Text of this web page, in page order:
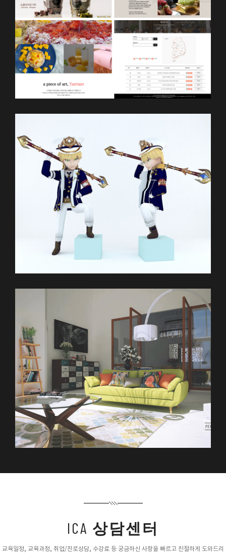
ICA 상담센터
교육일정, 교육과정, 취업/진로상담, 수강료 등 궁금하신 사항을 빠르고 친절하게 도와드리